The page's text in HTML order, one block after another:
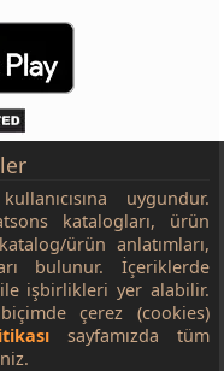
uygundur.
katalogları, ürün
ürün anlatımları,
bulunur. İçeriklerde
işbirlikleri yer alabilir.
çerez (cookies)
sayfamızda tüm